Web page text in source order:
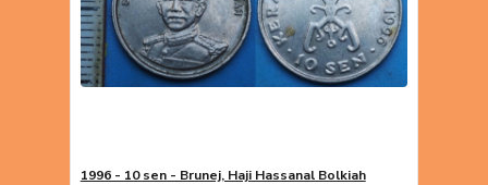
1996 - 10 sen - Brunej, Haji Hassanal Bolkiah